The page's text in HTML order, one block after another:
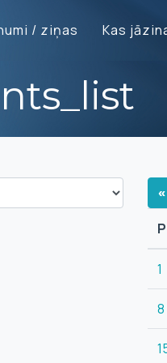
/ ziņas Kas
«
P
1
8